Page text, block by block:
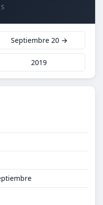
Septiembre 20 →
2019